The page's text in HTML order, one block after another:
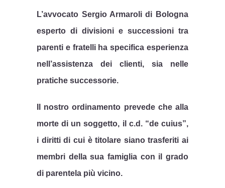
L’avvocato Sergio Armaroli di Bologna
esperto di divisioni e successioni tra
parenti e fratelli ha specifica esperienza
nell’assistenza dei clienti, sia nelle
pratiche successorie.
Il nostro ordinamento prevede che alla
morte di un soggetto, il c.d. “de cuius”,
i diritti di cui è titolare siano trasferiti ai
membri della sua famiglia con il grado
di parentela più vicino.